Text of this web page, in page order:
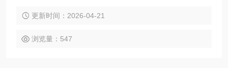
更新时间：2026-04-21
浏览量：547